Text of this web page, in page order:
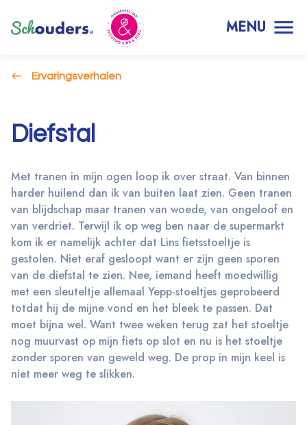
MENU
Ervaringsverhalen
Diefstal
Met tranen in mijn ogen loop ik over straat. Van binnen
harder huilend dan ik van buiten laat zien. Geen tranen
van blijdschap maar tranen van woede, van ongeloof en
van verdriet. Terwijl ik op weg ben naar de supermarkt
kom ik er namelijk achter dat Lins fietsstoeltje is
gestolen. Niet eraf gesloopt want er zijn geen sporen
van de diefstal te zien. Nee, iemand heeft moedwillig
met een sleuteltje allemaal Yepp-stoeltjes geprobeerd
totdat hij de mijne vond en het bleek te passen. Dat
moet bijna wel. Want twee weken terug zat het stoeltje
nog muurvast op mijn fiets op slot en nu is het stoeltje
zonder sporen van geweld weg. De prop in mijn keel is
niet meer weg te slikken.